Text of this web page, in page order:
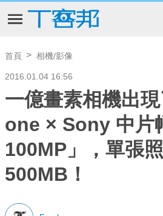
首頁 相機/影像
2016.01.04 16:56
一億畫素相機出
one × Sony 中片
100MP」，單張
500MB！